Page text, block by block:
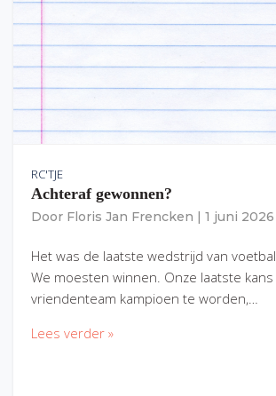
RC'TJE
Achteraf gewonnen?
Door Floris Jan Frencken 1 juni 2026
Het was de laatste wedstrijd van
We moesten winnen. Onze laatste kans
vriendenteam kampioen te worden,…
Lees verder »